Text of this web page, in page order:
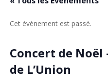
Cet évènement est passé.
Concert de Noël
de L’Union